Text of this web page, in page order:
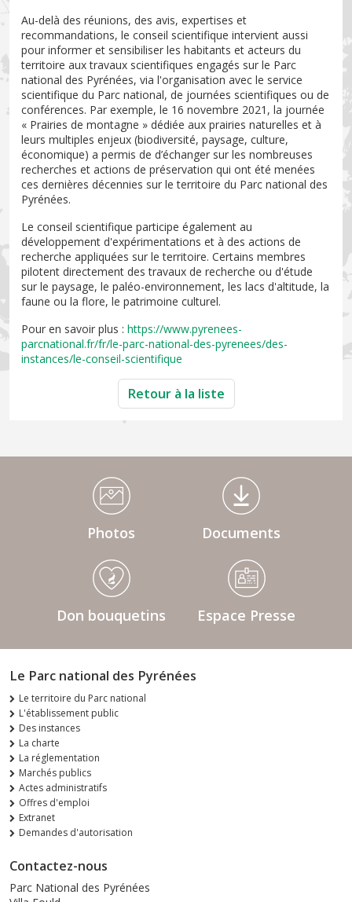
Au-delà des réunions, des avis, expertises et
recommandations, le conseil scientifique intervient aussi
pour informer et sensibiliser les habitants et acteurs du
territoire aux travaux scientifiques engagés sur le Parc
national des Pyrénées, via l'organisation avec le service
scientifique du Parc national, de journées scientifiques ou de
conférences. Par exemple, le 16 novembre 2021, la journée
« Prairies de montagne » dédiée aux prairies naturelles et à
leurs multiples enjeux (biodiversité, paysage, culture,
économique) a permis de d’échanger sur les nombreuses
recherches et actions de préservation qui ont été menées
ces dernières décennies sur le territoire du Parc national des
Pyrénées.
Le conseil scientifique participe également au
développement d'expérimentations et à des actions de
recherche appliquées sur le territoire. Certains membres
pilotent directement des travaux de recherche ou d'étude
sur le paysage, le paléo-environnement, les lacs d'altitude, la
faune ou la flore, le patrimoine culturel.
Pour en savoir plus : https://www.pyrenees-
parcnational.fr/fr/le-parc-national-des-pyrenees/des-
instances/le-conseil-scientifique
Retour à la liste
Médiathèque Footer
Photos Documents
Don bouquetins Espace Presse
Le Parc national des Pyrénées
Le territoire du Parc national
L'établissement public
Des instances
La charte
La réglementation
Marchés publics
Actes administratifs
Offres d'emploi
Extranet
Demandes d'autorisation
Contactez-nous
Parc National des Pyrénées